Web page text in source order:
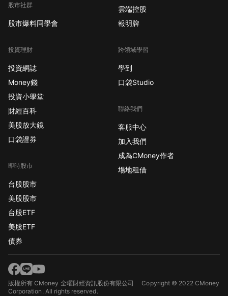
股市社群
股市爆料同學會
投資理財
投資網誌
Money錢
投資小學堂
財經百科
美股放大鏡
口袋證券
即時股市
台股股市
美股股市
台股ETF
美股ETF
債券
雲端控股
報明牌
跨領域學習
學到
口袋Studio
聯絡我們
客服中心
加入我們
成為CMoney作者
場地租借
版權所有 CMoney 全曜財經資訊股份有限公司Copyright © 2022 CMoney
Corporation. All rights reserved.